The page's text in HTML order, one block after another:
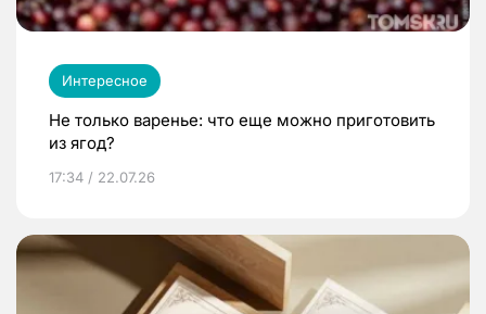
Интересное
Не только варенье: что еще можно приготовить
из ягод?
17:34 / 22.07.26